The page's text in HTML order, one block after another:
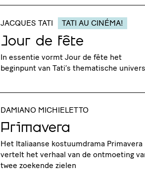
Jour de fête
JACQUES TATI TATI AU CINÉMA!
In essentie vormt Jour de fête het
beginpunt van Tati’s thematische
Primavera
DAMIANO MICHIELETTO
Het Italiaanse kostuumdrama Primavera
vertelt het verhaal van de ontmoeting
twee zoekende zielen